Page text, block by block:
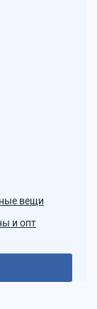
вещи
и опт